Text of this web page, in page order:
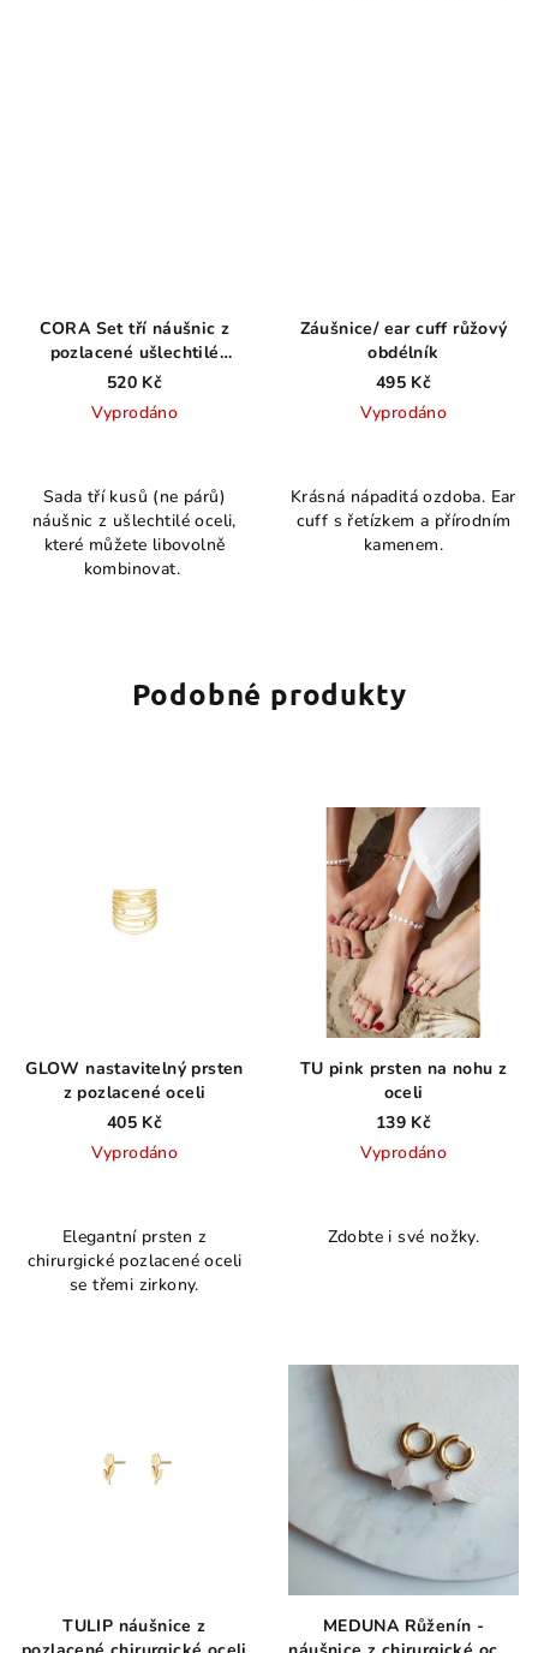
CORA Set tří náušnic z
pozlacené ušlechtilé
chirurgické oceli
520 Kč
Vyprodáno
Sada tří kusů (ne párů)
náušnic z ušlechtilé oceli,
které můžete libovolně
kombinovat.
Záušnice/ ear cuff růžový
obdélník
495 Kč
Vyprodáno
produktu
je
4,0
Krásná nápaditá ozdoba. Ear
cuff s řetízkem a přírodním
kamenem.
Podobné produkty
GLOW nastavitelný prsten
z pozlacené oceli
405 Kč
Vyprodáno
Elegantní prsten z
chirurgické pozlacené oceli
se třemi zirkony.
TU pink prsten na nohu z
oceli
139 Kč
Vyprodáno
Zdobte i své nožky.
TULIP náušnice z
MEDUNA Růženín -